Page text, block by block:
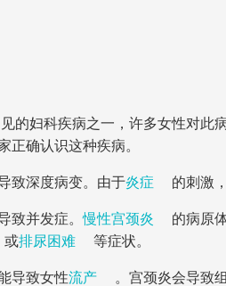
的妇科疾病之一，许多女性对此
正确认识这种疾病。
致深度病变。由于炎症 的刺激
致并发症。慢性宫颈炎 的病原
或排尿困难 等症状。
导致女性流产 。宫颈炎会导致